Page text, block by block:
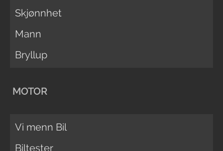
Skjønnhet
Mann
Bryllup
MOTOR
Vi menn Bil
Biltester